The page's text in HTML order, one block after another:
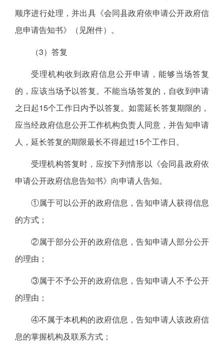
顺序进行处理，并出具《会同县政府依申请公开政府信
息申请告知书》（见附件）。
（3）答复
受理机构收到政府信息公开申请，能够当场答复
的，应该当场予以答复。不能当场答复的，自收到申请
之日起15个工作日内予以答复。如需延长答复期限的，
应当经政府信息公开工作机构负责人同意，并告知申请
人，延长答复的期限最长不得超过15个工作日。
受理机构答复时，应按下列情形以《会同县政府依
申请公开政府信息告知书》向申请人告知。
①属于可以公开的政府信息，告知申请人获得信息
的方式；
②属于部分公开的政府信息，告知申请人部分公开
的理由；
③属于不予公开的政府信息，告知申请人不予公开
的理由；
④不属于本机构的政府信息，告知申请人该政府信
息的掌握机构及联系方式；